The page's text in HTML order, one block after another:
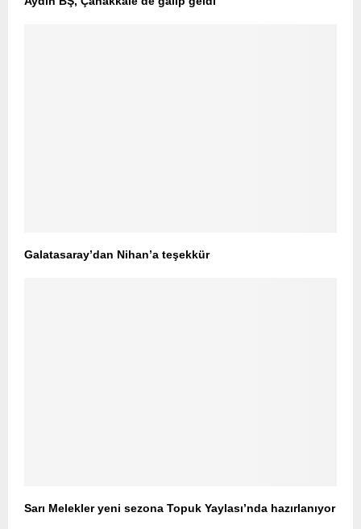
Galatasaray’dan Nihan’a teşekkür
Sarı Melekler yeni sezona Topuk Yaylası’nda hazırlanıyor